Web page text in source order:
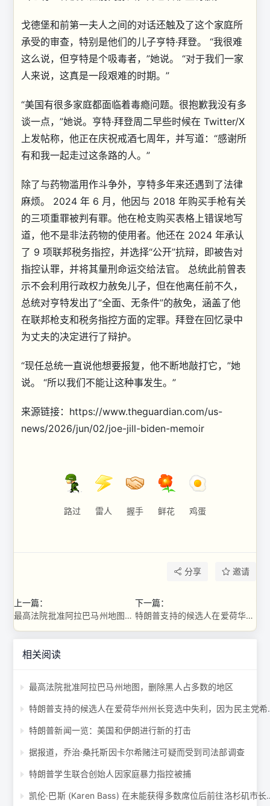
戈德堡和前第一夫人之间的对话还触及了这个家庭所
承受的审查，特别是他们的儿子亨特·拜登。 “我很难
这么说，但亨特是个吸毒者，”她说。 “对于我们一家
人来说，这真是一段艰难的时期。”
“美国有很多家庭都面临着毒瘾问题。很抱歉我没有多
谈一点，”她说。亨特·拜登周二早些时候在 Twitter/X
上发帖称，他正在庆祝戒酒七周年，并写道：“感谢所
有和我一起走过这条路的人。”
除了与药物滥用作斗争外，亨特多年来还遇到了法律
麻烦。 2024 年 6 月，他因与 2018 年购买手枪有关
的三项重罪被判有罪。他在枪支购买表格上错误地写
道，他不是非法药物的使用者。他还在 2024 年承认
了 9 项联邦税务指控，并选择“公开”抗辩，即被告对
指控认罪，并将其量刑命运交给法官。 总统此前曾表
示不会利用行政权力赦免儿子，但在他离任前不久，
总统对亨特发出了“全面、无条件”的赦免，涵盖了他
在联邦枪支和税务指控方面的定罪。拜登在回忆录中
为丈夫的决定进行了辩护。
“现任总统一直说他想要报复，他不断地敲打它，”她
说。 “所以我们不能让这种事发生。”
来源链接：https://www.theguardian.com/us-
news/2026/jun/02/joe-jill-biden-memoir
路过 雷人 握手 鲜花 鸡蛋
分享 邀请
上一篇：
最高法院批准阿拉巴马州地图，删除黑人占多数的地区
下一篇：
特朗普支持的候选人在爱荷华州州长竞选中失利，因为民主党希望翻转参议院席位 ...
相关阅读
最高法院批准阿拉巴马州地图，删除黑人占多数的地区
特朗普支持的
特朗普新闻一览：美国和伊朗进行新的打击
据报道，乔治·桑托斯因卡尔希赌注可疑而受到司法部调查
特朗普学生联合创始人因家庭暴力指控被捕
凯伦·巴斯 (Karen